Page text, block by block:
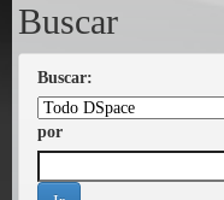
Buscar
Buscar:
por